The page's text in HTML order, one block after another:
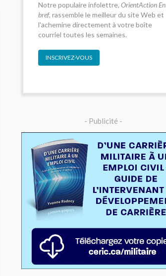
Notre populaire infolettre, OrientAction En
bref, rassemble le meilleur du site Web et
l'achemine directement à votre boîte
courriel toutes les semaines.
INSCRIVEZ-VOUS
- Publicité -